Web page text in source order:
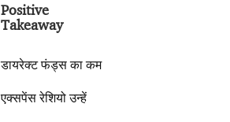
Positive
Takeaway
डायरेक्ट फंड्स का कम
एक्सपेंस रेशियो उन्हें